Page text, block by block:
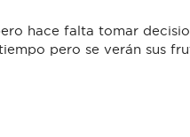
hace falta tomar
pero se verán sus